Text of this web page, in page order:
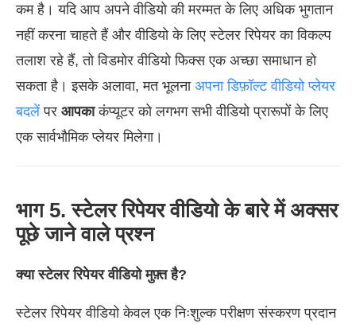
कम है। यदि आप अपने वीडियो की मरम्मत के लिए अधिक भुगतान
नहीं करना चाहते हैं और वीडियो के लिए स्टेलर रिपेयर का विकल्प
तलाश रहे हैं, तो विडमोर वीडियो फिक्स एक अच्छा समाधान हो
सकता है। इसके अलावा, मत भूलना अपना डिफ़ॉल्ट वीडियो प्लेयर
बदलें पर आपकाकंप्यूटर को लगभग सभी वीडियो प्रारूपों के लिए
एक सार्वभौमिक प्लेयर मिलेगा।
भाग 5. स्टेलर रिपेयर वीडियो के बारे में अक्सर
पूछे जाने वाले प्रश्न
क्या स्टेलर रिपेयर वीडियो मुफ़्त है?
स्टेलर रिपेयर वीडियो केवल एक निःशुल्क परीक्षण संस्करण प्रदान